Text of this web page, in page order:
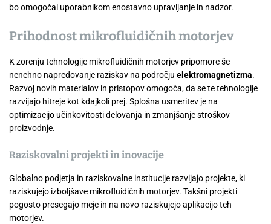
bo omogočal uporabnikom enostavno upravljanje in nadzor.
Prihodnost mikrofluidičnih motorjev
K zorenju tehnologije mikrofluidičnih motorjev pripomore še
nenehno napredovanje raziskav na področju elektromagnetizma.
Razvoj novih materialov in pristopov omogoča, da se te tehnologije
razvijajo hitreje kot kdajkoli prej. Splošna usmeritev je na
optimizacijo učinkovitosti delovanja in zmanjšanje stroškov
proizvodnje.
Raziskovalni projekti in inovacije
Globalno podjetja in raziskovalne institucije razvijajo projekte, ki
raziskujejo izboljšave mikrofluidičnih motorjev. Takšni projekti
pogosto presegajo meje in na novo raziskujejo aplikacijo teh
motorjev.